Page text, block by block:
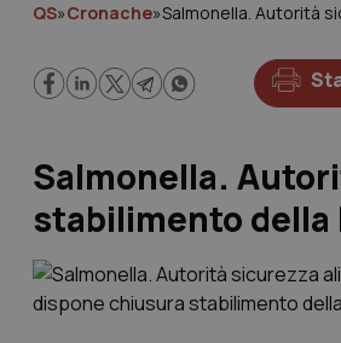
QS»Cronache»Salmonella. Autorità
Salmonella.
stabilimento della